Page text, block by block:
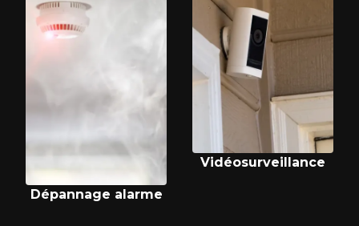
Dépannage alarme
Vidéosurveillance